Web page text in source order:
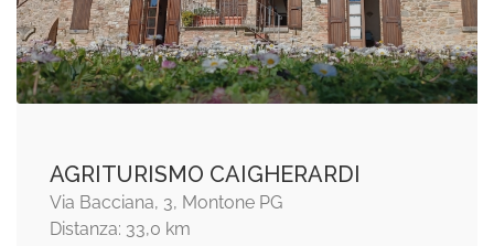
AGRITURISMO CAIGHERARDI
Via Bacciana, 3, Montone PG
Distanza: 33,0 km